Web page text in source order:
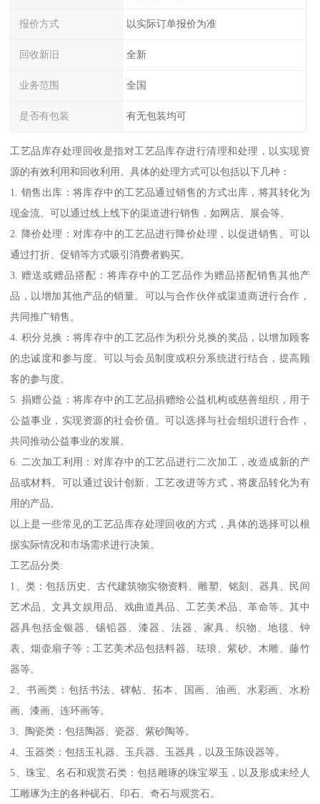
报价方式 以实际订单报价为准
回收新旧 全新
业务范围 全国
是否有包装 有无包装均可
工艺品库存处理回收是指对工艺品库存进行清理和处理，以实现资
源的有效利用和回收利用。具体的处理方式可以包括以下几种：
1. 销售出库：将库存中的工艺品通过销售的方式出库，将其转化为
现金流。可以通过线上线下的渠道进行销售，如网店、展会等。
2. 降价处理：对库存中的工艺品进行降价处理，以促进销售。可以
通过打折、促销等方式吸引消费者购买。
3. 赠送或赠品搭配：将库存中的工艺品作为赠品搭配销售其他产
品，以增加其他产品的销量。可以与合作伙伴或渠道商进行合作，
共同推广销售。
4. 积分兑换：将库存中的工艺品作为积分兑换的奖品，以增加顾客
的忠诚度和参与度。可以与会员制度或积分系统进行结合，提高顾
客的参与度。
5. 捐赠公益：将库存中的工艺品捐赠给公益机构或慈善组织，用于
公益事业，实现资源的社会价值。可以选择与社会组织进行合作，
共同推动公益事业的发展。
6. 二次加工利用：对库存中的工艺品进行二次加工，改造成新的产
品或材料。可以通过设计创新、工艺改进等方式，将废品转化为有
用的产品。
以上是一些常见的工艺品库存处理回收的方式，具体的选择可以根
据实际情况和市场需求进行决策。
工艺品分类:
1、类：包括历史、古代建筑物实物资料、雕塑、铭刻、器具、民间
艺术品、文具文娱用品、戏曲道具品、工艺美术品、革命等。其中
器具包括金银器、锡铅器、漆器、法器、家具、织物、地毯、钟
表、烟壶扇子等；工艺美术品包括料器、珐琅、紫砂、木雕、藤竹
器等。
2、书画类：包括书法、碑帖、拓本、国画、油画、水彩画、水粉
画、漆画、连环画等。
3、陶瓷类：包括陶器、瓷器、紫砂陶等。
4、玉器类：包括玉礼器、玉兵器、玉器具，以及玉陈设器等。
5、珠宝、名石和观赏石类：包括雕琢的珠宝翠玉，以及形成未经人
工雕琢为主的各种砚石、印石、奇石与观赏石。